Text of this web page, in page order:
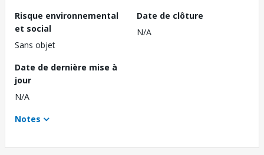
Risque environnemental
et social
Sans objet
Date de clôture
N/A
Date de dernière mise à
jour
N/A
Notes